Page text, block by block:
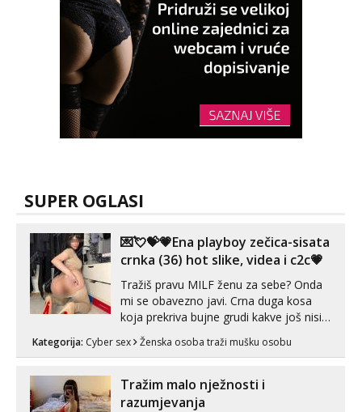
SUPER OGLASI
💌💘💝💗Ena playboy zečica-sisata
crnka (36) hot slike, videa i c2c💗
Tražiš pravu MILF ženu za sebe? Onda
mi se obavezno javi. Crna duga kosa
koja prekriva bujne grudi kakve još nisi
vidio, čista ŠESTICA! A usne? O usnama
bolje da ni ne pričam. Prave pune usne
vjeruj mi, takve još nisi vidio. Uvijek sam
spremna za ONLOINE zabavu...
Kategorija: Cyber sex Ženska osoba traži mušku osobu
Tražim malo nježnosti i
razumjevanja